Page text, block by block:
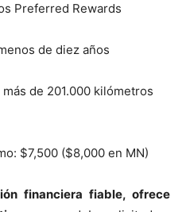
Preferred Rewards
de diez años
de 201.000 kilómetros
$7,500 ($8,000 en MN)
financiera fiable, ofrece